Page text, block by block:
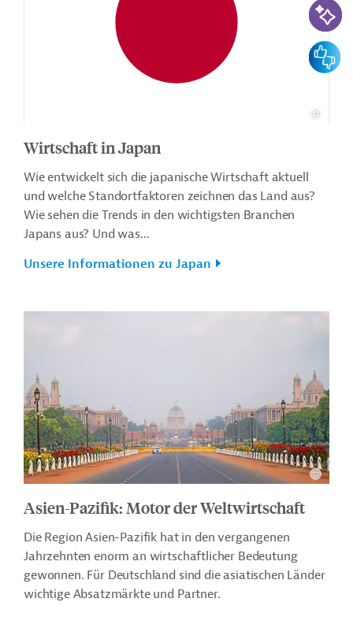
Wirtschaft in Japan
Wie entwickelt sich die japanische Wirtschaft aktuell
und welche Standortfaktoren zeichnen das Land aus?
Wie sehen die Trends in den wichtigsten Branchen
Japans aus? Und was...
Unsere Informationen zu Japan
Asien-Pazifik: Motor der Weltwirtschaft
Die Region Asien-Pazifik hat in den vergangenen
Jahrzehnten enorm an wirtschaftlicher Bedeutung
gewonnen. Für Deutschland sind die asiatischen Länder
wichtige Absatzmärkte und Partner.